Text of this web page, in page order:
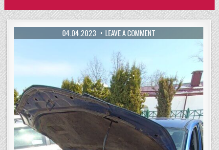
04.04.2023 LEAVE A COMMENT